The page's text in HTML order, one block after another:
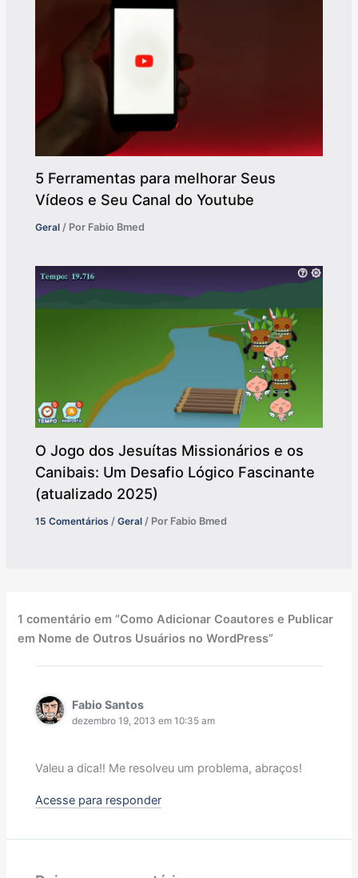
5 Ferramentas para melhorar Seus
Vídeos e Seu Canal do Youtube
Geral / Por Fabio Bmed
O Jogo dos Jesuítas Missionários e os
Canibais: Um Desafio Lógico Fascinante
(atualizado 2025)
15 Comentários /Geral / Por Fabio Bmed
1 comentário em “Como Adicionar Coautores e Publicar
em Nome de Outros Usuários no WordPress”
Fabio Santos
dezembro 19, 2013 em 10:35 am
Valeu a dica!! Me resolveu um problema, abraços!
Acesse para responder